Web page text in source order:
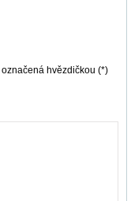
hvězdičkou (*)